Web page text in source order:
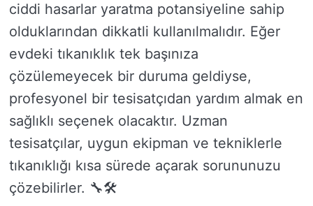
ciddi hasarlar yaratma potansiyeline sahip
olduklarından dikkatli kullanılmalıdır. Eğer
evdeki tıkanıklık tek başınıza
çözülemeyecek bir duruma geldiyse,
profesyonel bir tesisatçıdan yardım almak en
sağlıklı seçenek olacaktır. Uzman
tesisatçılar, uygun ekipman ve tekniklerle
tıkanıklığı kısa sürede açarak sorununuzu
çözebilirler. 🔧🛠️